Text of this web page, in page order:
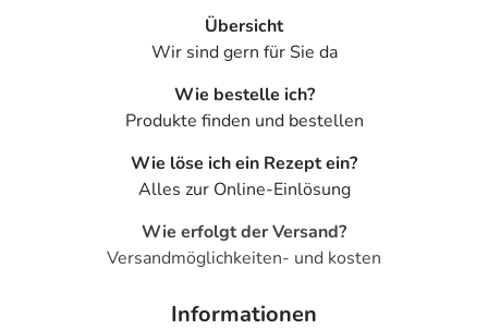
Übersicht
Wir sind gern für Sie da
Wie bestelle ich?
Produkte finden und bestellen
Wie löse ich ein Rezept ein?
Alles zur Online-Einlösung
Wie erfolgt der Versand?
Versandmöglichkeiten- und kosten
Informationen